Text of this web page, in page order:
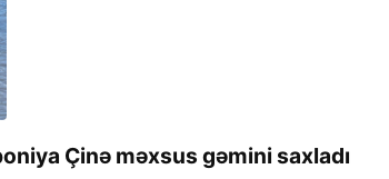
Çinə məxsus gəmini saxladı